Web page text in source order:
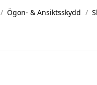
Ögon- & Ansiktsskydd